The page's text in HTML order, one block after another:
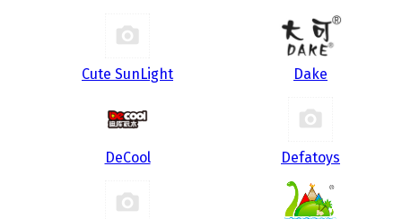
Cute SunLight Dake
DeCool Defatoys